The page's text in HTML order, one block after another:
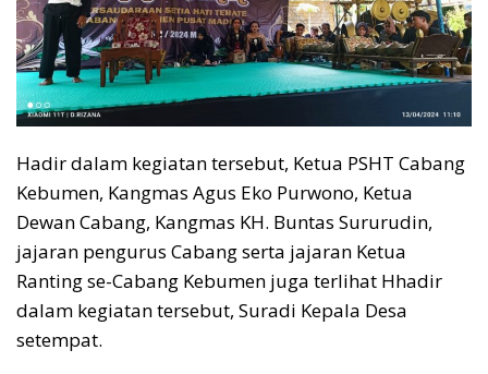
Hadir dalam kegiatan tersebut, Ketua PSHT Cabang
Kebumen, Kangmas Agus Eko Purwono, Ketua
Dewan Cabang, Kangmas KH. Buntas Sururudin,
jajaran pengurus Cabang serta jajaran Ketua
Ranting se-Cabang Kebumen juga terlihat Hhadir
dalam kegiatan tersebut, Suradi Kepala Desa
setempat.